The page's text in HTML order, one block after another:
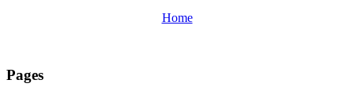
Home
Pages